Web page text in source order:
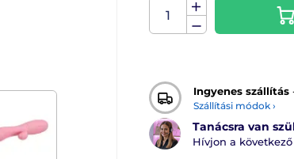
Ingyenes szállítás
Szállítási módok ›
Tanácsra van
Hívjon a következő